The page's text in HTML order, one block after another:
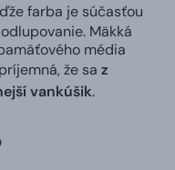
farba je súčasťou
Mäkká
média
že sa z
vankúšik.